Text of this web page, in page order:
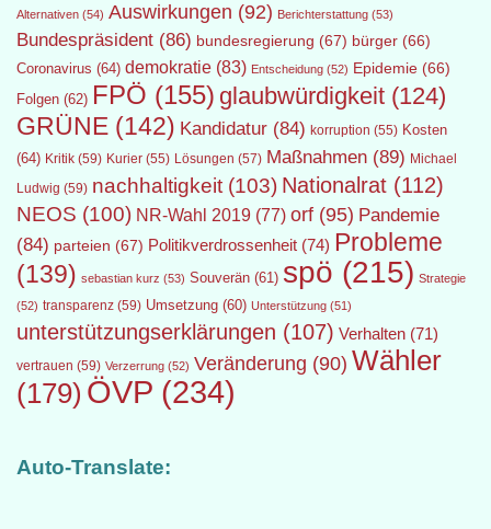
Alternativen (54) Auswirkungen (92) Berichterstattung (53)
Bundespräsident (86) bundesregierung (67) bürger (66)
Coronavirus (64) demokratie (83) Entscheidung (52) Epidemie (66)
Folgen (62) FPÖ (155) glaubwürdigkeit (124)
GRÜNE (142) Kandidatur (84) korruption (55) Kosten
(64) Kritik (59) Kurier (55) Lösungen (57) Maßnahmen (89) Michael
Ludwig (59) nachhaltigkeit (103) Nationalrat (112)
NEOS (100) NR-Wahl 2019 (77) orf (95) Pandemie
(84) parteien (67) Politikverdrossenheit (74) Probleme
(139) sebastian kurz (53) Souverän (61) spö (215) Strategie
(52) transparenz (59) Umsetzung (60) Unterstützung (51)
unterstützungserklärungen (107) Verhalten (71)
vertrauen (59) Verzerrung (52) Veränderung (90) Wähler
(179) ÖVP (234)
Auto-Translate: